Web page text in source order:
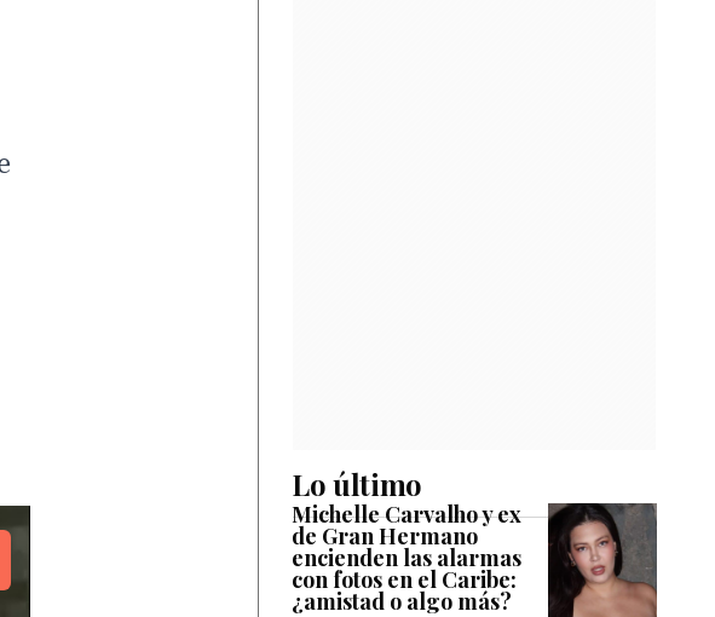
Lo último
Michelle Carvalho y ex
de Gran Hermano
encienden las alarmas
con fotos en el Caribe:
¿amistad o algo más?